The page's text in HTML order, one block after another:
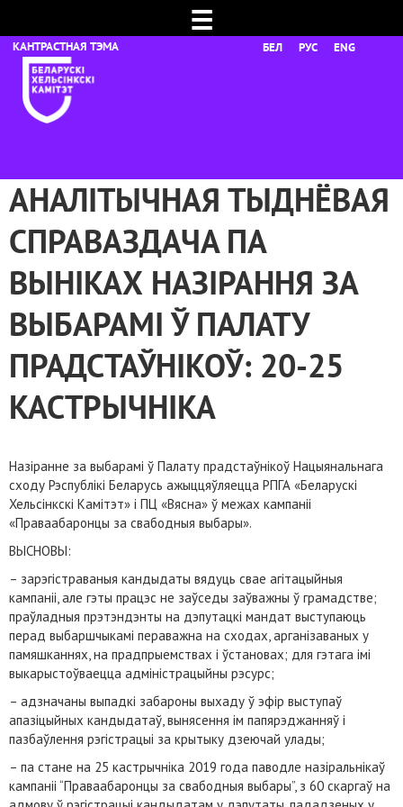
☰
БЕЛ РУС ENG
АНАЛІТЫЧНАЯ ТЫДНЁВАЯ
СПРАВАЗДАЧА ПА
ВЫНІКАХ НАЗІРАННЯ ЗА
ВЫБАРАМІ Ў ПАЛАТУ
ПРАДСТАЎНІКОЎ: 20-25
КАСТРЫЧНІКА
Назіранне за выбарамі ў Палату прадстаўнікоў Нацыянальнага
сходу Рэспублікі Беларусь ажыццяўляецца РПГА «Беларускі
Хельсінкскі Камітэт» і ПЦ «Вясна» ў межах кампаніі
«Праваабаронцы за свабодныя выбары».
ВЫСНОВЫ:
– зарэгістраваныя кандыдаты вядуць свае агітацыйныя
кампаніі, але гэты працэс не заўседы заўважны ў грамадстве;
праўладныя прэтэндэнты на дэпутацкі мандат выступаюць
перад выбаршчыкамі пераважна на сходах, арганізаваных у
памяшканнях, на прадпрыемствах і ўстановах; для гэтага імі
выкарыстоўваецца адміністрацыйны рэсурс;
– адзначаны выпадкі забароны выхаду ў эфір выступаў
апазіцыйных кандыдатаў, вынясення ім папярэджанняў і
пазбаўлення рэгістрацыі за крытыку дзеючай улады;
– па стане на 25 кастрычніка 2019 года паводле назіральнікаў
кампаніі “Праваабаронцы за свабодныя выбары”, з 60 скаргаў на